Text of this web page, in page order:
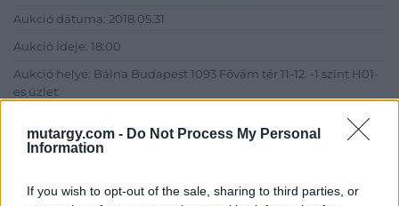
mutargy.com - Do Not Process My Personal
Information
If you wish to opt-out of the sale, sharing to third parties, or
Aukció dátuma: 2018.05.31
Aukció ideje: 18:00
Aukció helye: Bálna Budapest 1093 Fővám tér 11-12. -1 színt H01-
es üzlet